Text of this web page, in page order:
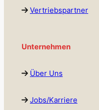
Vertriebspartner
Unternehmen
Über Uns
Jobs/Karriere